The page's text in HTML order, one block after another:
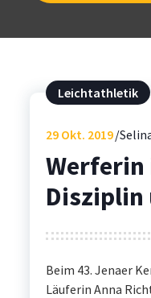
Leichtathletik
29Okt. 2019
Werferin
Disziplin
Beim 43. Jenaer
Läuferin Anna